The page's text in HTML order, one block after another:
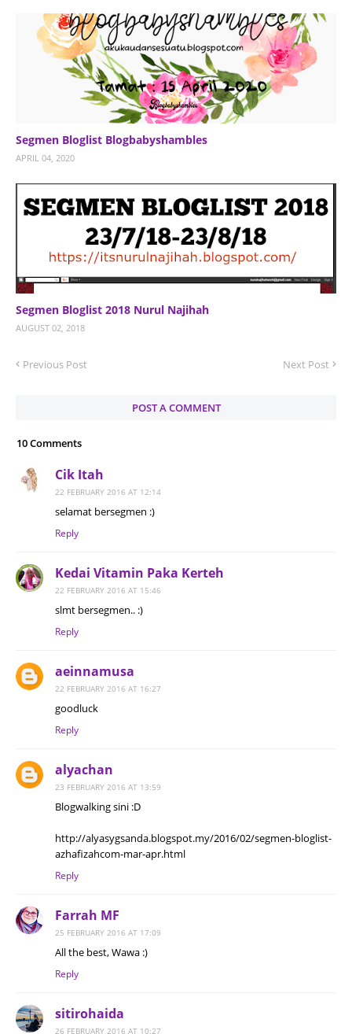
Segmen Bloglist Blogbabyshambles
APRIL 04, 2020
Segmen Bloglist 2018 Nurul Najihah
AUGUST 02, 2018
Previous Post Next Post
POST A COMMENT
10 Comments
Cik Itah
22 FEBRUARY 2016 AT 12:14
selamat bersegmen :)
Reply
Kedai Vitamin Paka Kerteh
22 FEBRUARY 2016 AT 15:46
slmt bersegmen.. :)
Reply
aeinnamusa
22 FEBRUARY 2016 AT 16:27
goodluck
Reply
alyachan
23 FEBRUARY 2016 AT 13:59
Blogwalking sini :D
http://alyasygsanda.blogspot.my/2016/02/segmen-bloglist-
azhafizahcom-mar-apr.html
Reply
Farrah MF
25 FEBRUARY 2016 AT 17:09
All the best, Wawa :)
Reply
sitirohaida
26 FEBRUARY 2016 AT 10:27